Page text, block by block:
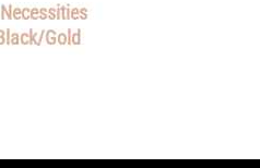
Gold